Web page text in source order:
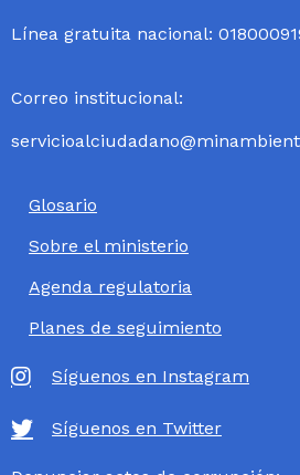
Línea gratuita nacional:
Correo institucional:
Glosario
Sobre el ministerio
Agenda regulatoria
Planes de seguimiento
Síguenos en Instagram
Síguenos en Twitter